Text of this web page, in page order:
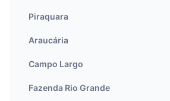
Piraquara
Araucária
Campo Largo
Fazenda Rio Grande